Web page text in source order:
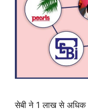
सेबी ने 1 लाख से अधिक